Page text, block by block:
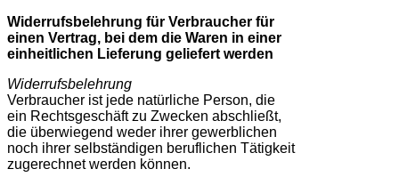
Widerrufsbelehrung für Verbraucher für
einen Vertrag, bei dem die Waren in einer
einheitlichen Lieferung geliefert werden
Widerrufsbelehrung
Verbraucher ist jede natürliche Person, die
ein Rechtsgeschäft zu Zwecken abschließt,
die überwiegend weder ihrer gewerblichen
noch ihrer selbständigen beruflichen Tätigkeit
zugerechnet werden können.